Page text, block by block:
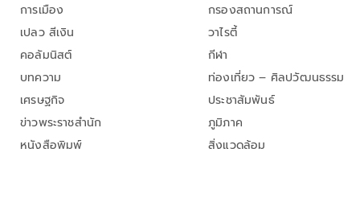
การเมือง
เปลว สีเงิน
คอลัมนิสต์
บทความ
เศรษฐกิจ
ข่าวพระราชสำนัก
หนังสือพิมพ์
กรองสถานการณ์
วาไรตี้
กีฬา
ท่องเที่ยว – ศิลปวัฒนธรรม
ประชาสัมพันธ์
ภูมิภาค
สิ่งแวดล้อม